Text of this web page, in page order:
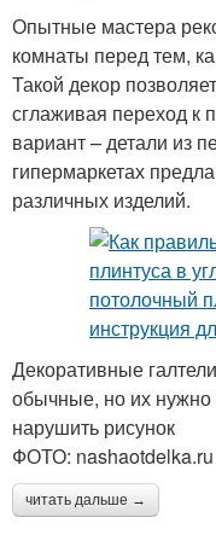
Опытные мастера
комнаты перед тем,
Такой декор
сглаживая переход к
вариант – детали из
гипермаркетах
различных изделий.
Декоративные
обычные, но их нужно
нарушить рисунок
ФОТО: nashaotdelka.ru
читать дальше →